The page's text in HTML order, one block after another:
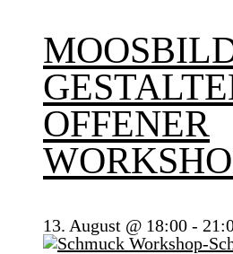
OFFENER
13. August @ 18:00 -